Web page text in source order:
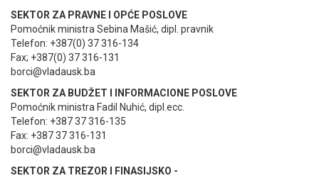
SEKTOR ZA PRAVNE I OPĆE POSLOVE
Pomoćnik ministra Sebina Mašić, dipl. pravnik
Telefon: +387(0) 37 316-134
Fax; +387(0) 37 316-131
borci@vladausk.ba
SEKTOR ZA BUDŽET I INFORMACIONE POSLOVE
Pomoćnik ministra Fadil Nuhić, dipl.ecc.
Telefon: +387 37 316-135
Fax: +387 37 316-131
borci@vladausk.ba
SEKTOR ZA TREZOR I FINASIJSKO -